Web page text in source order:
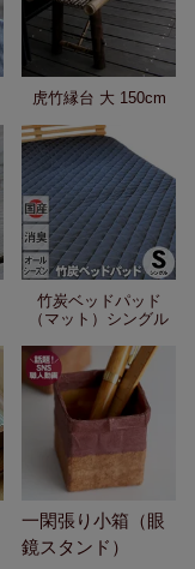
虎竹縁台 大 150cm
竹炭ベッドパッド
（マット）シングル
一閑張り小箱（眼
鏡スタンド）